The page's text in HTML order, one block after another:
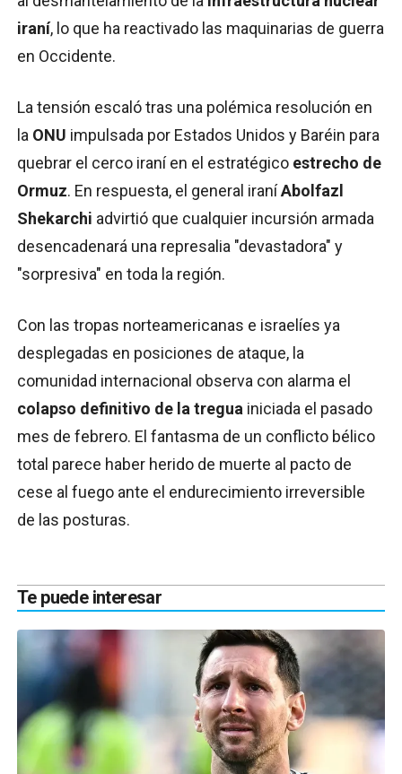
iraní, lo que ha reactivado las maquinarias de guerra
en Occidente.
La tensión escaló tras una polémica resolución en
la ONU impulsada por Estados Unidos y Baréin para
quebrar el cerco iraní en el estratégico estrecho de
Ormuz. En respuesta, el general iraníAbolfazl
Shekarchi advirtió que cualquier incursión armada
desencadenará una represalia "devastadora" y
"sorpresiva" en toda la región.
Con las tropas norteamericanas e israelíes ya
desplegadas en posiciones de ataque, la
comunidad internacional observa con alarma el
colapso definitivo de la tregua iniciada el pasado
mes de febrero. El fantasma de un conflicto bélico
total parece haber herido de muerte al pacto de
cese al fuego ante el endurecimiento irreversible
de las posturas.
Te puede interesar